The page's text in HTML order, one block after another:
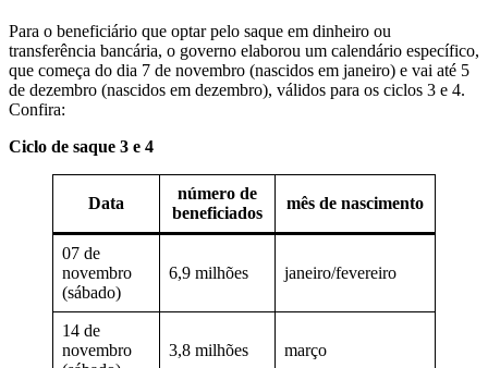
Para o beneficiário que optar pelo saque em dinheiro ou
transferência bancária, o governo elaborou um calendário específico,
que começa do dia 7 de novembro (nascidos em janeiro) e vai até 5
de dezembro (nascidos em dezembro), válidos para os ciclos 3 e 4.
Confira:
Ciclo de saque 3 e 4
Data
número de
beneficiados
mês de nascimento
07 de
novembro
(sábado)
6,9 milhões janeiro/fevereiro
14 de
novembro
3,8 milhões março